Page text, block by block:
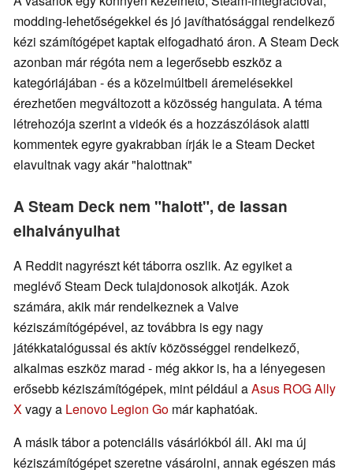
modding-lehetőségekkel és jó javíthatósággal rendelkező
kézi számítógépet kaptak elfogadható áron. A Steam Deck
azonban már régóta nem a legerősebb eszköz a
kategóriájában - és a közelmúltbeli áremelésekkel
érezhetően megváltozott a közösség hangulata. A téma
létrehozója szerint a videók és a hozzászólások alatti
kommentek egyre gyakrabban írják le a Steam Decket
elavultnak vagy akár "halottnak"
A Steam Deck nem "halott", de lassan
elhalványulhat
A Reddit nagyrészt két táborra oszlik. Az egyiket a
meglévő Steam Deck tulajdonosok alkotják. Azok
számára, akik már rendelkeznek a Valve
kéziszámítógépével, az továbbra is egy nagy
játékkatalógussal és aktív közösséggel rendelkező,
alkalmas eszköz marad - még akkor is, ha a lényegesen
erősebb kéziszámítógépek, mint például aAsus ROG Ally
Xvagy a Lenovo Legion Go már kaphatóak.
A másik tábor a potenciális vásárlókból áll. Aki ma új
kéziszámítógépet szeretne vásárolni, annak egészen más